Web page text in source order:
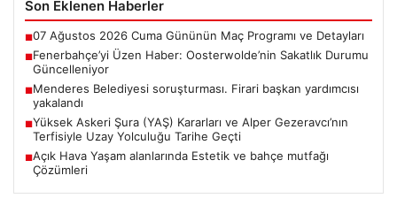
Son Eklenen Haberler
■07 Ağustos 2026 Cuma Gününün Maç Programı ve Detayları
■Fenerbahçe’yi Üzen Haber: Oosterwolde’nin Sakatlık Durumu
Güncelleniyor
■Menderes Belediyesi soruşturması. Firari başkan yardımcısı
yakalandı
■Yüksek Askeri Şura (YAŞ) Kararları ve Alper Gezeravcı’nın
Terfisiyle Uzay Yolculuğu Tarihe Geçti
■Açık Hava Yaşam alanlarında Estetik ve bahçe mutfağı
Çözümleri